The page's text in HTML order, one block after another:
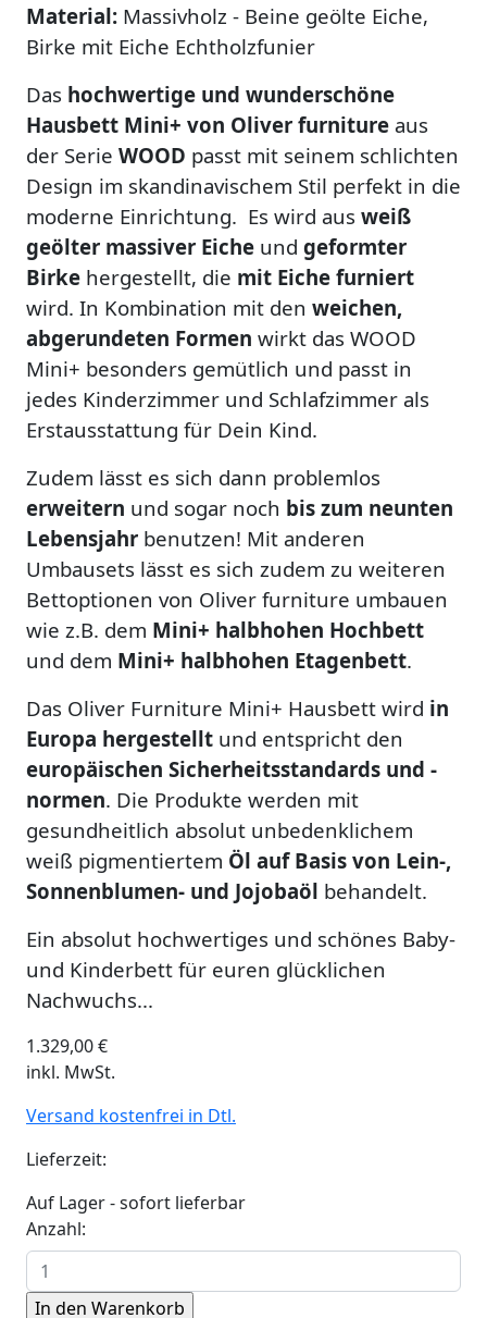
Material: Massivholz - Beine geölte Eiche,
Birke mit Eiche Echtholzfunier
Das hochwertige und wunderschöne
Hausbett Mini+ von Oliver furniture aus
der Serie WOOD passt mit seinem schlichten
Design im skandinavischem Stil perfekt in die
moderne Einrichtung. Es wird aus weiß
geölter massiver Eiche und geformter
Birke hergestellt, die mit Eiche furniert
wird. In Kombination mit den weichen,
abgerundeten Formen wirkt das WOOD
Mini+ besonders gemütlich und passt in
jedes Kinderzimmer und Schlafzimmer als
Erstausstattung für Dein Kind.
Zudem lässt es sich dann problemlos
erweitern und sogar noch bis zum neunten
Lebensjahr benutzen! Mit anderen
Umbausets lässt es sich zudem zu weiteren
Bettoptionen von Oliver furniture umbauen
wie z.B. dem Mini+ halbhohen Hochbett
und dem Mini+ halbhohen Etagenbett.
Das Oliver Furniture Mini+ Hausbett wird in
Europa hergestellt und entspricht den
europäischen Sicherheitsstandards und -
normen. Die Produkte werden mit
gesundheitlich absolut unbedenklichem
weiß pigmentiertem Öl auf Basis von Lein-,
Sonnenblumen- und Jojobaöl behandelt.
Ein absolut hochwertiges und schönes Baby-
und Kinderbett für euren glücklichen
Nachwuchs...
1.329,00€
inkl. MwSt.
Versand kostenfrei in Dtl.
Lieferzeit:
Auf Lager - sofort lieferbar
Anzahl: